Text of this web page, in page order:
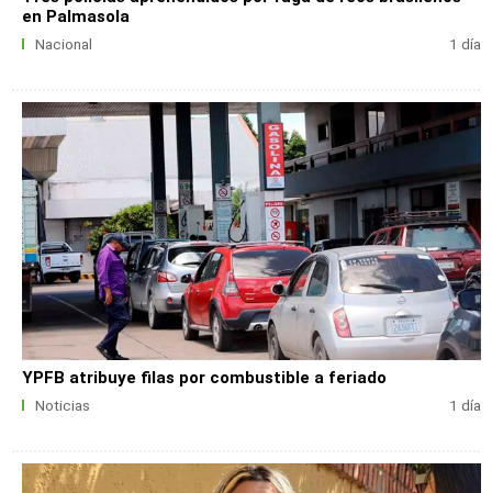
en Palmasola
Nacional 1 día
YPFB atribuye filas por combustible a feriado
Noticias 1 día